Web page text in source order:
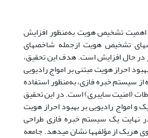
اهمیت تشخیص هویت به‌منظور افزایش
تشخیص هویت ازجمله شاخص­های
در حال افزایش است. هدف این تحقیق،
احراز هویت مبتنی بر امواج رادیویی
سیستم خبره فازی، به‌منظور استفاده
(امنیت سایبری) است. در این تحقیق
و امواج رادیویی بر بهبود احراز هویت
نهایت یک سیستم خبره فازی طراحی
هریک از مؤلفه­ها نشان می­دهد. جامعه